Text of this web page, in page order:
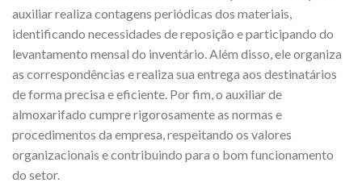
auxiliar realiza contagens periódicas dos materiais,
identificando necessidades de reposição e participando do
levantamento mensal do inventário. Além disso, ele organiza
as correspondências e realiza sua entrega aos destinatários
de forma precisa e eficiente. Por fim, o auxiliar de
almoxarifado cumpre rigorosamente as normas e
procedimentos da empresa, respeitando os valores
organizacionais e contribuindo para o bom funcionamento
do setor.